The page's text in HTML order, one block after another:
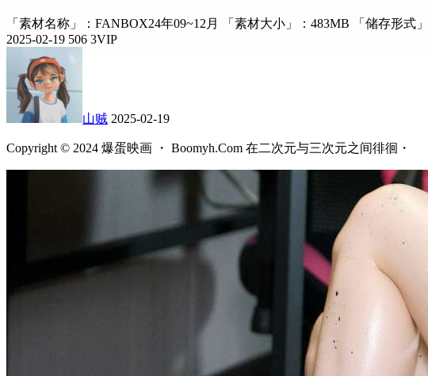
「素材名称」：FANBOX24年09~12月 「素材大小」：483MB 「储存形
2025-02-19 506 3VIP
山贼 2025-02-19
Copyright © 2024 爆蛋映画 ・ Boomyh.Com 在二次元与三次元之间徘徊・